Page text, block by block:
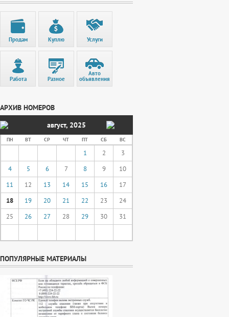
Продам Куплю Услуги
Работа Разное
Авто
объявления
АРХИВ НОМЕРОВ
август, 2025
ПН ВТ СР ЧТ ПТ СБ ВС
1 2
3
4
5 6 7 8 9
10
11
12 13 14 15 16
17
18
19 20 21 22 23
24
25
26 27 28 29 30 31
ПОПУЛЯРНЫЕ МАТЕРИАЛЫ